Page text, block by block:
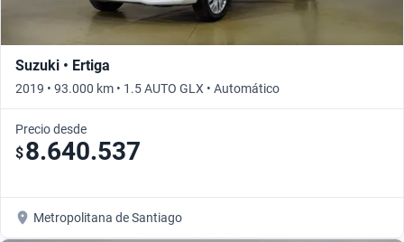
Suzuki • Ertiga
2019 • 93.000 km • 1.5 AUTO GLX • Automático
Precio desde
$8.640.537
Metropolitana de Santiago